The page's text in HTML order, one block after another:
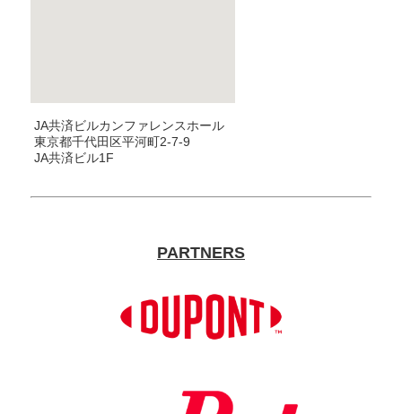
JA共済ビルカンファレンスホール
東京都千代田区平河町2-7-9
JA共済ビル1F
PARTNERS